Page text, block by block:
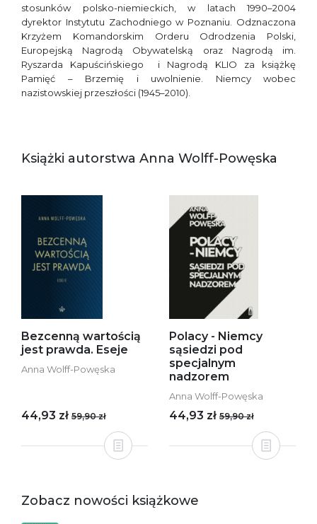
stosunków polsko-niemieckich, w latach 1990–2004
dyrektor Instytutu Zachodniego w Poznaniu. Odznaczona
Krzyżem Komandorskim Orderu Odrodzenia Polski,
Europejską Nagrodą Obywatelską oraz Nagrodą im.
Ryszarda Kapuścińskiego i Nagrodą KLIO za książkę
Pamięć – Brzemię i uwolnienie. Niemcy wobec
nazistowskiej przeszłości (1945–2010).
Książki autorstwa Anna Wolff-Powęska
Bezcenną wartością
jest prawda. Eseje
Anna Wolff-Powęska
44,93 zł 59,90 zł
Polacy - Niemcy
sąsiedzi pod
specjalnym
nadzorem
Anna Wolff-Powęska
44,93 zł 59,90 zł
Zobacz nowości książkowe